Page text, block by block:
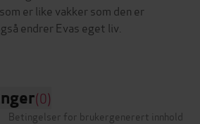
er like vakker som den er
endrer Evas eget liv.
(0)
Betingelser for brukergenerert innhold